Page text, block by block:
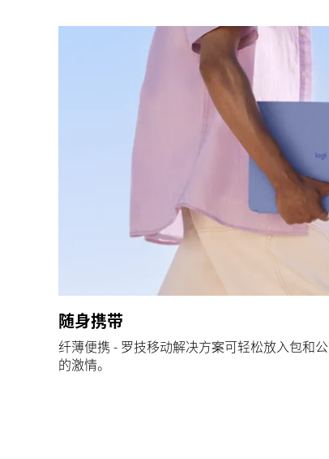
随身携带
纤薄便携 - 罗技移动解决方案可轻松放入包和
的激情。